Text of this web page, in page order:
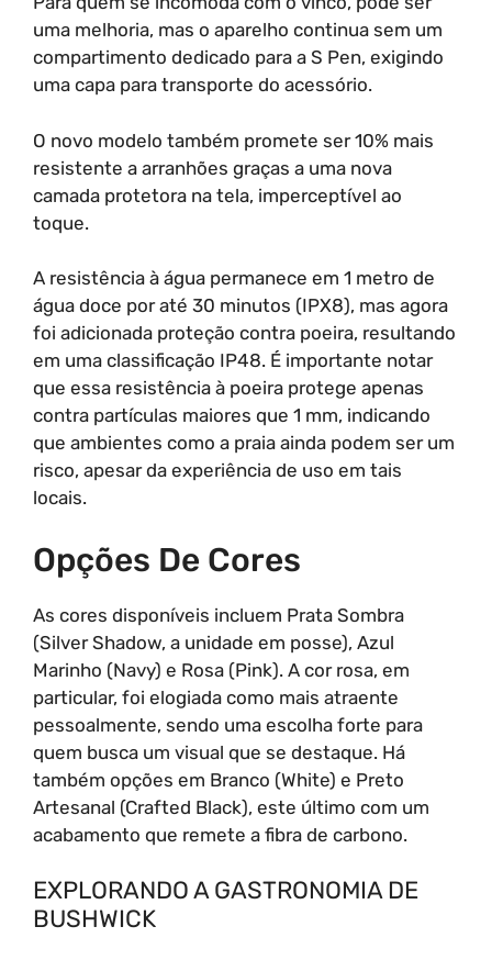
uma melhoria, mas o aparelho continua sem um
compartimento dedicado para a S Pen, exigindo
uma capa para transporte do acessório.
O novo modelo também promete ser 10% mais
resistente a arranhões graças a uma nova
camada protetora na tela, imperceptível ao
toque.
A resistência à água permanece em 1 metro de
água doce por até 30 minutos (IPX8), mas agora
foi adicionada proteção contra poeira, resultando
em uma classificação IP48. É importante notar
que essa resistência à poeira protege apenas
contra partículas maiores que 1 mm, indicando
que ambientes como a praia ainda podem ser um
risco, apesar da experiência de uso em tais
locais.
Opções De Cores
As cores disponíveis incluem Prata Sombra
(Silver Shadow, a unidade em posse), Azul
Marinho (Navy) e Rosa (Pink). A cor rosa, em
particular, foi elogiada como mais atraente
pessoalmente, sendo uma escolha forte para
quem busca um visual que se destaque. Há
também opções em Branco (White) e Preto
Artesanal (Crafted Black), este último com um
acabamento que remete a fibra de carbono.
EXPLORANDO A GASTRONOMIA DE
BUSHWICK